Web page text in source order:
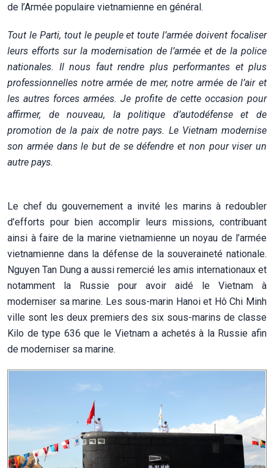
de l’Armée populaire vietnamienne en général.
Tout le Parti, tout le peuple et toute l’armée doivent focaliser
leurs efforts sur la modernisation de l’armée et de la police
nationales. Il nous faut rendre plus performantes et plus
professionnelles notre armée de mer, notre armée de l’air et
les autres forces armées. Je profite de cette occasion pour
affirmer, de nouveau, la politique d’autodéfense et de
promotion de la paix de notre pays. Le Vietnam modernise
son armée dans le but de se défendre et non pour viser un
autre pays.
Le chef du gouvernement a invité les marins à redoubler
d’efforts pour bien accomplir leurs missions, contribuant
ainsi à faire de la marine vietnamienne un noyau de l’armée
vietnamienne dans la défense de la souveraineté nationale.
Nguyen Tan Dung a aussi remercié les amis internationaux et
notamment la Russie pour avoir aidé le Vietnam à
moderniser sa marine. Les sous-marin Hanoi et Hô Chi Minh
ville sont les deux premiers des six sous-marins de classe
Kilo de type 636 que le Vietnam a achetés à la Russie afin
de moderniser sa marine.